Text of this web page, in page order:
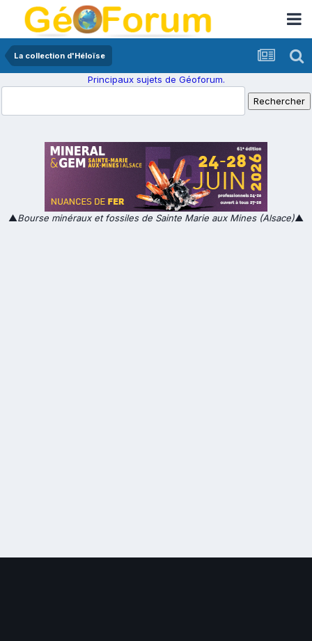
La collection d'Héloïse
Principaux sujets de Géoforum.
▲Bourse minéraux et fossiles de Sainte Marie aux Mines (Alsace)▲